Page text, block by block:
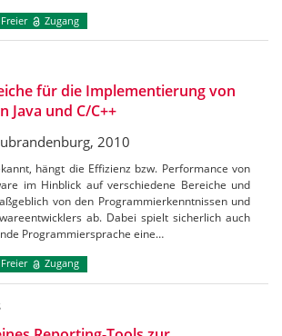
Freier Zugang
für die Implementierung von
Java und C/C++
2010
hängt die Effizienz bzw. Performance von
im Hinblick auf verschiedene Bereiche und
von den Programmierkenntnissen und
ab. Dabei spielt sicherlich auch
Programmiersprache eine…
Freier Zugang